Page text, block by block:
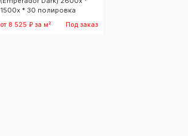
1500x * 30 полировка
от 8 525 ₽ за м² Под заказ